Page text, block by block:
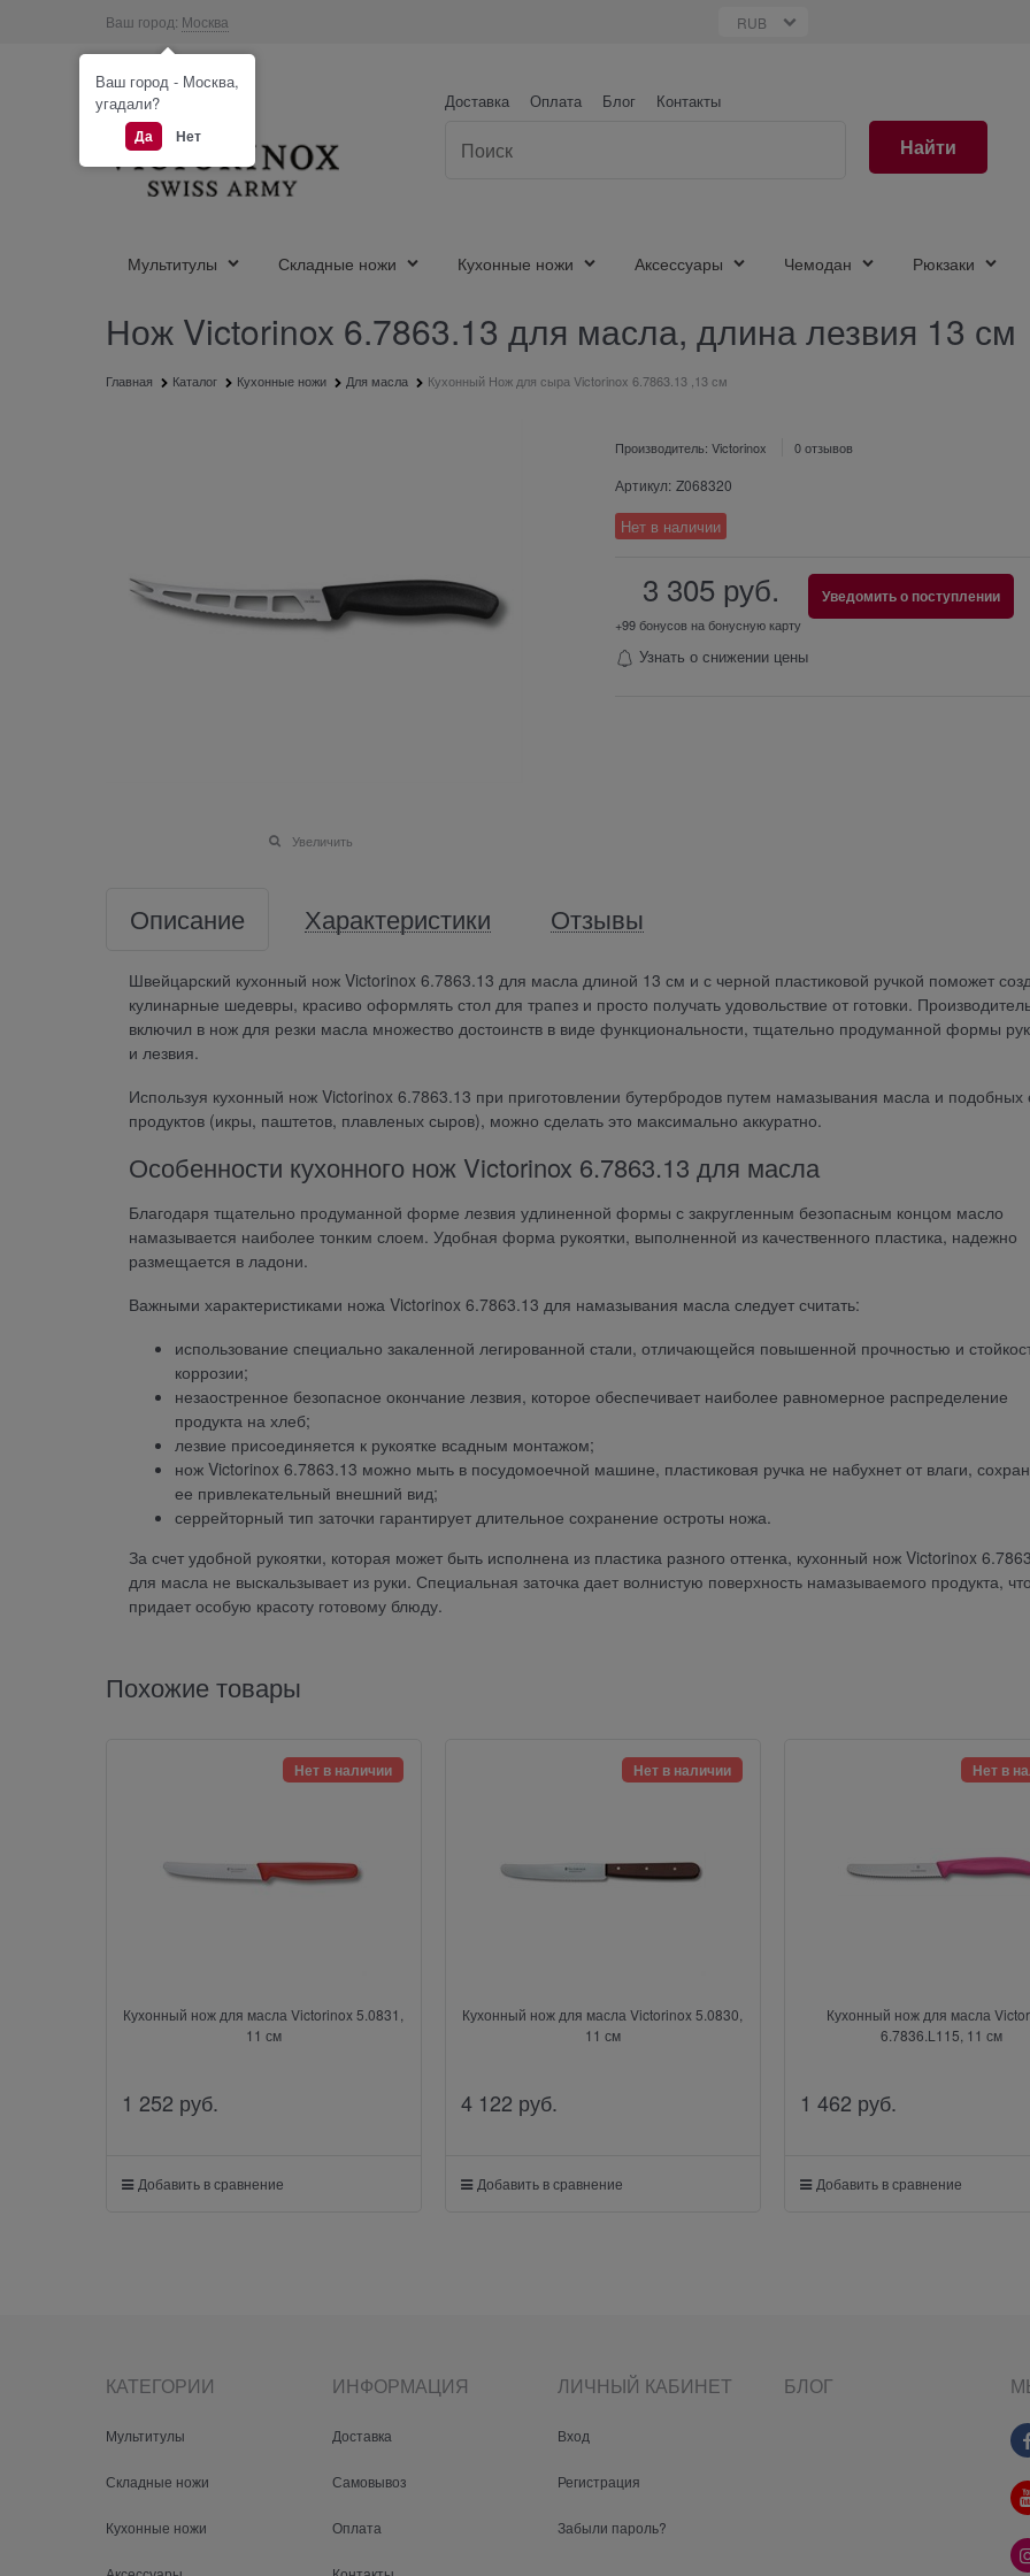
Ваш город: Москва
Доставка Оплата Блог Контакты
Найти
Мультитулы Складные ножи Кухонные ножи Аксессуары Чемодан Рюкзаки
Нож Victorinox 6.7863.13 для масла, длина лезвия 13 см
Главная Каталог Кухонные ножи Для масла Кухонный Нож для сыра Victorinox 6.7863.13 ,13 см
Увеличить
Производитель: Victorinox 0 отзывов
Артикул: Z068320
Нет в наличии
3 305 руб.
+99 бонусов на бонусную карту
Узнать о снижении цены
Уведомить о поступлении
Описание Характеристики Отзывы
Швейцарский кухонный нож Victorinox 6.7863.13 для масла длиной 13 см и с черной пластиковой ручкой поможет
кулинарные шедевры, красиво оформлять стол для трапез и просто получать удовольствие от готовки.
включил в нож для резки масла множество достоинств в виде функциональности, тщательно продуманной формы
и лезвия.
Используя кухонный нож Victorinox 6.7863.13 при приготовлении бутербродов путем намазывания масла и подобных
продуктов (икры, паштетов, плавленых сыров), можно сделать это максимально аккуратно.
Особенности кухонного нож Victorinox 6.7863.13 для масла
Благодаря тщательно продуманной форме лезвия удлиненной формы с закругленным безопасным концом масло
намазывается наиболее тонким слоем. Удобная форма рукоятки, выполненной из качественного пластика, надежно
размещается в ладони.
Важными характеристиками ножа Victorinox 6.7863.13 для намазывания масла следует считать:
использование специально закаленной легированной стали, отличающейся повышенной прочностью и
коррозии;
незаостренное безопасное окончание лезвия, которое обеспечивает наиболее равномерное распределение
продукта на хлеб;
лезвие присоединяется к рукоятке всадным монтажом;
нож Victorinox 6.7863.13 можно мыть в посудомоечной машине, пластиковая ручка не набухнет от влаги,
ее привлекательный внешний вид;
серрейторный тип заточки гарантирует длительное сохранение остроты ножа.
За счет удобной рукоятки, которая может быть исполнена из пластика разного оттенка, кухонный нож Victorinox
для масла не выскальзывает из руки. Специальная заточка дает волнистую поверхность намазываемого продукта, что
придает особую красоту готовому блюду.
Похожие товары
Кухонный нож для масла Victorinox 5.0831,
11 см
Нет в наличии
1 252 руб.
Добавить в сравнение
Кухонный нож для масла Victorinox 5.0830,
11 см
Нет в наличии
4 122 руб.
Добавить в сравнение
Кухонный нож для масла
6.7836.L115, 11 см
Нет в
1 462 руб.
Добавить в сравнение
КАТЕГОРИИ
Мультитулы
Складные ножи
Кухонные ножи
ИНФОРМАЦИЯ
Доставка
Самовывоз
Оплата
ЛИЧНЫЙ КАБИНЕТ
Вход
Регистрация
Забыли пароль?
БЛОГ
Ваш город - Москва,
угадали?
Да Нет